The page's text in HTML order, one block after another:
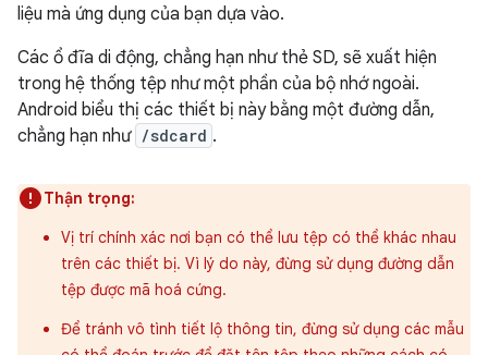
liệu mà ứng dụng của bạn dựa vào.
Các ổ đĩa di động, chẳng hạn như thẻ SD, sẽ xuất hiện
trong hệ thống tệp như một phần của bộ nhớ ngoài.
Android biểu thị các thiết bị này bằng một đường dẫn,
chẳng hạn như /sdcard .
Thận trọng:
Vị trí chính xác nơi bạn có thể lưu tệp có thể khác nhau
trên các thiết bị. Vì lý do này, đừng sử dụng đường dẫn
tệp được mã hoá cứng.
Để tránh vô tình tiết lộ thông tin, đừng sử dụng các mẫu